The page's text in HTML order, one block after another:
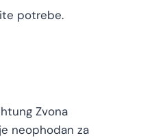
potrebe.
Zvona
neophodan za